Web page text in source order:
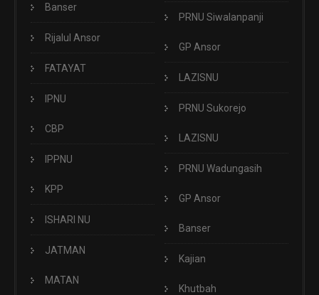
Banser
Rijalul Ansor
FATAYAT
IPNU
CBP
IPPNU
KPP
ISHARI NU
JATMAN
MATAN
PRNU Siwalanpanji
GP Ansor
LAZISNU
PRNU Sukorejo
LAZISNU
PRNU Wadungasih
GP Ansor
Banser
Kajian
Khutbah